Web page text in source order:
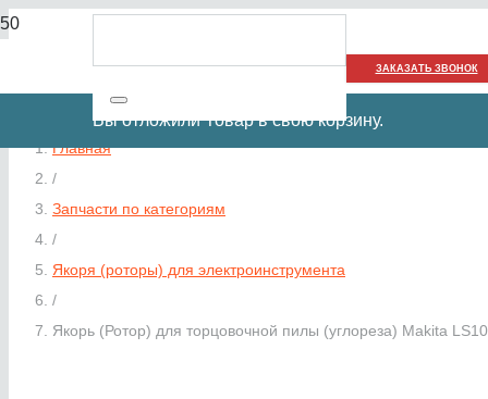
ЗАКАЗАТЬ ЗВОНОК
Вы отложилиТоварв свою корзину.
Главная
/
Запчасти по категориям
/
Якоря (роторы) для электроинструмента
/
Якорь (Ротор) для торцовочной пилы (углореза) Makita